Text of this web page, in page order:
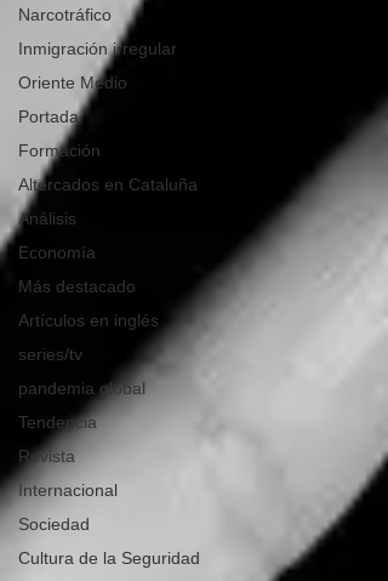
Narcotráfico
Inmigración irregular
Oriente Medio
Portada
Formación
Altercados en Cataluña
Análisis
Economía
Más destacado
Artículos en inglés
series/tv
pandemia global
Tendencia
Revista
Internacional
Sociedad
Cultura de la Seguridad